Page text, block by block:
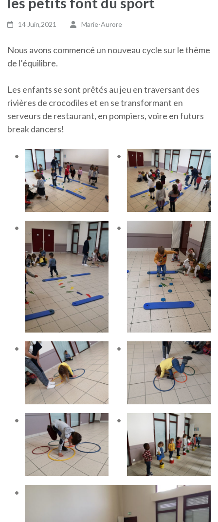
14 Juin,2021 Marie-Aurore
Nous avons commencé un nouveau cycle sur le thème
de l’équilibre.
Les enfants se sont prêtés au jeu en traversant des
rivières de crocodiles et en se transformant en
serveurs de restaurant, en pompiers, voire en futurs
break dancers!